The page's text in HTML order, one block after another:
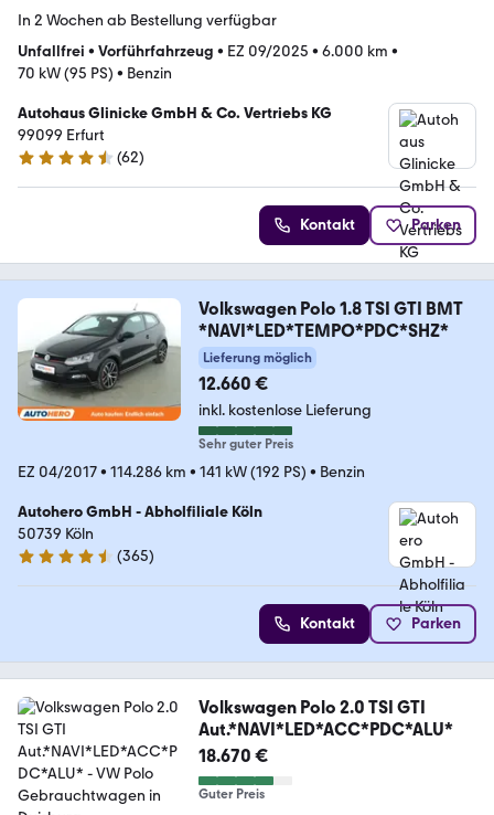
In 2 Wochen ab Bestellung verfügbar
Unfallfrei • Vorführfahrzeug • EZ 09/2025 • 6.000 km •
70 kW (95 PS) • Benzin
Autohaus Glinicke GmbH & Co. Vertriebs KG
99099 Erfurt
4.5 Sterne
(62)
Kontakt Parken
Volkswagen Polo 1.8 TSI GTI BMT
*NAVI*LED*TEMPO*PDC*SHZ*
Lieferung möglich
12.660 €
inkl. kostenlose Lieferung
Sehr guter Preis
EZ 04/2017• 114.286 km • 141 kW (192 PS) • Benzin
Autohero GmbH - Abholfiliale Köln
50739 Köln
4.6 Sterne
(365)
Kontakt Parken
Volkswagen Polo 2.0 TSI GTI
Aut.*NAVI*LED*ACC*PDC*ALU*
18.670 €
Guter Preis